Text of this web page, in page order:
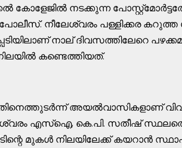
കോളേജിൽ നടക്കുന്ന
നീലേശ്വരം പള്ളിക്കര കറുത്ത
നാല് ദിവസത്തിലേറെ
കണ്ടെത്തിയത്.
അയൽവാസികളാണ്
എസ്ഐ, കെ.പി. സതീഷ്
മുകൾ നിലയിലേക്ക് കയറാൻ